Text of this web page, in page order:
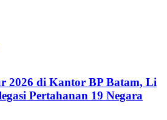
2026 di Kantor BP Batam, Li
Pertahanan 19 Negara